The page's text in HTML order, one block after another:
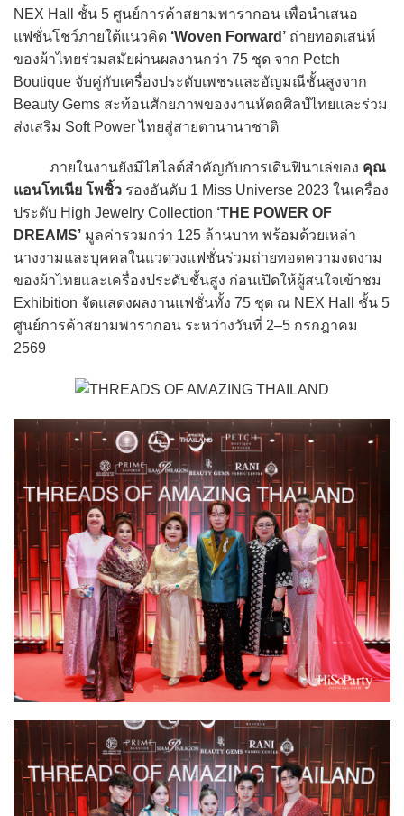
NEX Hall ชั้น 5 ศูนย์การค้าสยามพารากอน เพื่อนำเสนอ
แฟชั่นโชว์ภายใต้แนวคิด ‘Woven Forward’ ถ่ายทอดเสน่ห์
ของผ้าไทยร่วมสมัยผ่านผลงานกว่า 75 ชุด จาก Petch
Boutique จับคู่กับเครื่องประดับเพชรและอัญมณีชั้นสูงจาก
Beauty Gems สะท้อนศักยภาพของงานหัตถศิลป์ไทยและร่วม
ส่งเสริม Soft Power ไทยสู่สายตานานาชาติ
ภายในงานยังมีไฮไลต์สำคัญกับการเดินฟินาเล่ของ คุณ
แอนโทเนีย โพซิ้ว รองอันดับ 1 Miss Universe 2023 ในเครื่อง
ประดับ High Jewelry Collection ‘THE POWER OF
DREAMS’ มูลค่ารวมกว่า 125 ล้านบาท พร้อมด้วยเหล่า
นางงามและบุคคลในแวดวงแฟชั่นร่วมถ่ายทอดความงดงาม
ของผ้าไทยและเครื่องประดับชั้นสูง ก่อนเปิดให้ผู้สนใจเข้าชม
Exhibition จัดแสดงผลงานแฟชั่นทั้ง 75 ชุด ณ NEX Hall ชั้น 5
ศูนย์การค้าสยามพารากอน ระหว่างวันที่ 2–5 กรกฎาคม
2569